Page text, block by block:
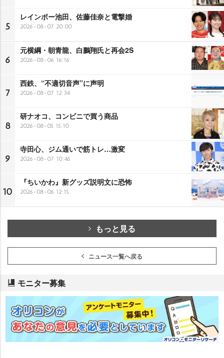
5
レインボー池田、佐藤佳奈と電撃婚
2026-08-07 20:00
6
元横綱・朝青龍、白鵬翔氏と再会2S
2026-08-06 16:16
7
西鉄、“不適切音声”に声明
2026-08-07 12:34
8
研ナオコ、コンビニで買う商品
2026-08-05 15:10
9
寺田心、ジム通いで筋トレ…激変
2026-08-07 10:46
10
『ちいかわ』新グッズ説明文に恐怖
2026-08-06 12:15
もっと見る
ニュース一覧へ戻る
モニター募集